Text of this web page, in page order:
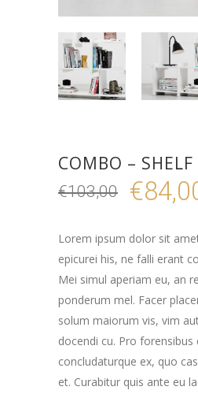
COMBO – SHELF
€103,00 €
Lorem ipsum dolor sit
epicurei his, ne falli erant
Mei simul aperiam eu, an
ponderum mel. Facer
solum maiorum vis, vim
docendi cu. Pro forensibus
concludaturque ex, quo
et. Curabitur quis ante eu